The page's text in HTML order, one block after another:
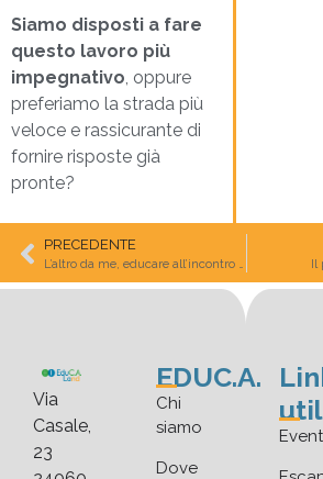
Siamo disposti a fare
questo lavoro più
impegnativo , oppure
preferiamo la strada più
veloce e rassicurante di
fornire risposte già
pronte?
PRECEDENTE
L’altro da me, educare all’incontro attraverso l’esperienza Il
Via
Casale,
23
EDUC.A.
Chi
siamo
Dove